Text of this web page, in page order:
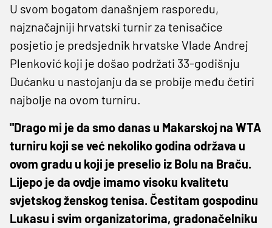
U svom bogatom današnjem rasporedu,
najznačajniji hrvatski turnir za tenisačice
posjetio je predsjednik hrvatske Vlade Andrej
Plenković koji je došao podržati 33-godišnju
Dućanku u nastojanju da se probije među četiri
najbolje na ovom turniru.
"Drago mi je da smo danas u Makarskoj na WTA
turniru koji se već nekoliko godina održava u
ovom gradu u koji je preselio iz Bolu na Braču.
Lijepo je da ovdje imamo visoku kvalitetu
svjetskog ženskog tenisa. Čestitam gospodinu
Lukasu i svim organizatorima, gradonačelniku